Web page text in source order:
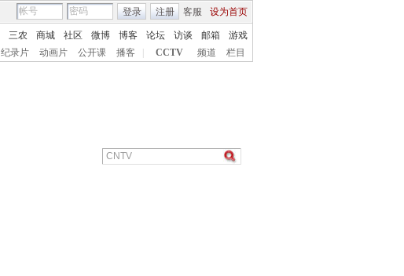
客服 设为首页
登录 注册
三农 商城 社区 微博 博客 论坛 访谈 邮箱
游戏
纪录片 动画片 公开课 播客 CCTV 频道 栏目